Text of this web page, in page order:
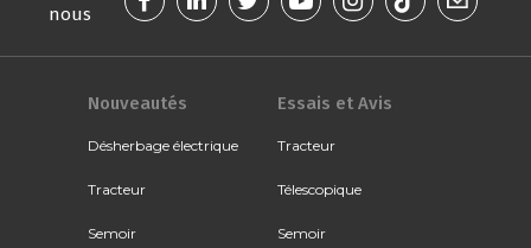
nous
Nouveautés
Désherbage électrique
Tracteur
Semoir
Essais et Avis
Tracteur
Télescopique
Semoir